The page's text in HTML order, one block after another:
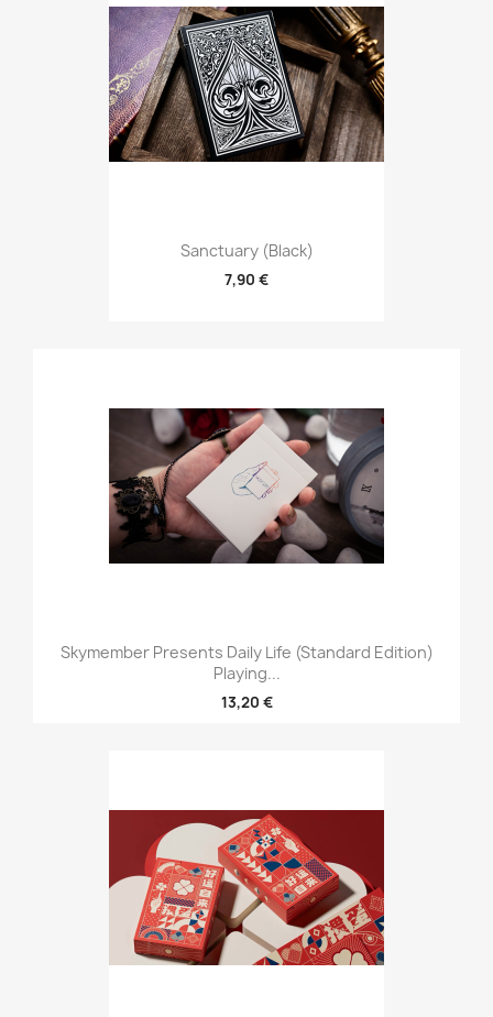
Sanctuary (Black)
7,90 €
Skymember Presents Daily Life (Standard Edition)
Playing...
13,20 €